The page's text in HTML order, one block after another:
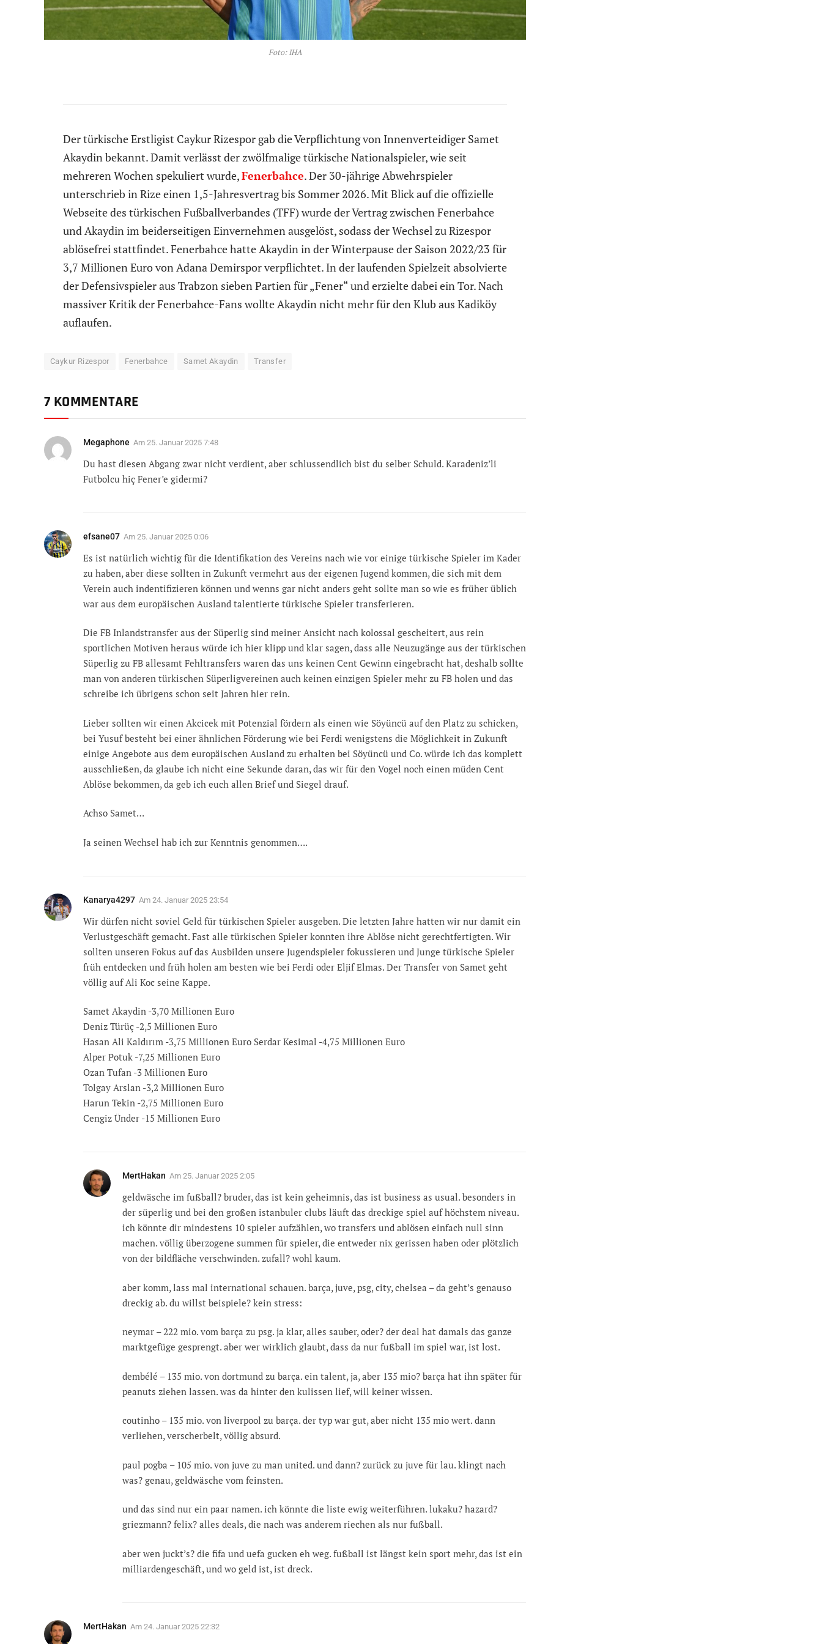
Foto: IHA
Der türkische Erstligist Caykur Rizespor gab die Verpflichtung von Innenverteidiger Samet
Akaydin bekannt. Damit verlässt der zwölfmalige türkische Nationalspieler, wie seit
mehreren Wochen spekuliert wurde,Fenerbahce. Der 30-jährige Abwehrspieler
unterschrieb in Rize einen 1,5-Jahresvertrag bis Sommer 2026. Mit Blick auf die offizielle
Webseite des türkischen Fußballverbandes (TFF) wurde der Vertrag zwischen Fenerbahce
und Akaydin im beiderseitigen Einvernehmen ausgelöst, sodass der Wechsel zu Rizespor
ablösefrei stattfindet. Fenerbahce hatte Akaydin in der Winterpause der Saison 2022/23 für
3,7 Millionen Euro von Adana Demirspor verpflichtet. In der laufenden Spielzeit absolvierte
der Defensivspieler aus Trabzon sieben Partien für „Fener“ und erzielte dabei ein Tor. Nach
massiver Kritik der Fenerbahce-Fans wollte Akaydin nicht mehr für den Klub aus Kadiköy
auflaufen.
Caykur Rizespor Fenerbahce Samet Akaydin Transfer
7 KOMMENTARE
Megaphone Am 25. Januar 2025 7:48
Du hast diesen Abgang zwar nicht verdient, aber schlussendlich bist du selber Schuld. Karadeniz’li
Futbolcu hiç Fener’e gidermi?
efsane07 Am 25. Januar 2025 0:06
Es ist natürlich wichtig für die Identifikation des Vereins nach wie vor einige türkische Spieler im Kader
zu haben, aber diese sollten in Zukunft vermehrt aus der eigenen Jugend kommen, die sich mit dem
Verein auch indentifizieren können und wenns gar nicht anders geht sollte man so wie es früher üblich
war aus dem europäischen Ausland talentierte türkische Spieler transferieren.
Die FB Inlandstransfer aus der Süperlig sind meiner Ansicht nach kolossal gescheitert, aus rein
sportlichen Motiven heraus würde ich hier klipp und klar sagen, dass alle Neuzugänge aus der türkischen
Süperlig zu FB allesamt Fehltransfers waren das uns keinen Cent Gewinn eingebracht hat, deshalb sollte
man von anderen türkischen Süperligvereinen auch keinen einzigen Spieler mehr zu FB holen und das
schreibe ich übrigens schon seit Jahren hier rein.
Lieber sollten wir einen Akcicek mit Potenzial fördern als einen wie Söyüncü auf den Platz zu schicken,
bei Yusuf besteht bei einer ähnlichen Förderung wie bei Ferdi wenigstens die Möglichkeit in Zukunft
einige Angebote aus dem europäischen Ausland zu erhalten bei Söyüncü und Co. würde ich das komplett
ausschließen, da glaube ich nicht eine Sekunde daran, das wir für den Vogel noch einen müden Cent
Ablöse bekommen, da geb ich euch allen Brief und Siegel drauf.
Achso Samet…
Ja seinen Wechsel hab ich zur Kenntnis genommen….
Kanarya4297 Am 24. Januar 2025 23:54
Wir dürfen nicht soviel Geld für türkischen Spieler ausgeben. Die letzten Jahre hatten wir nur damit ein
Verlustgeschäft gemacht. Fast alle türkischen Spieler konnten ihre Ablöse nicht gerechtfertigten. Wir
sollten unseren Fokus auf das Ausbilden unsere Jugendspieler fokussieren und Junge türkische Spieler
früh entdecken und früh holen am besten wie bei Ferdi oder Eljif Elmas. Der Transfer von Samet geht
völlig auf Ali Koc seine Kappe.
Samet Akaydin -3,70 Millionen Euro
Deniz Türüç -2,5 Millionen Euro
Hasan Ali Kaldırım -3,75 Millionen Euro Serdar Kesimal -4,75 Millionen Euro
Alper Potuk -7,25 Millionen Euro
Ozan Tufan -3 Millionen Euro
Tolgay Arslan -3,2 Millionen Euro
Harun Tekin -2,75 Millionen Euro
Cengiz Ünder -15 Millionen Euro
MertHakan Am 25. Januar 2025 2:05
geldwäsche im fußball? bruder, das ist kein geheimnis, das ist business as usual. besonders in
der süperlig und bei den großen istanbuler clubs läuft das dreckige spiel auf höchstem niveau.
ich könnte dir mindestens 10 spieler aufzählen, wo transfers und ablösen einfach null sinn
machen. völlig überzogene summen für spieler, die entweder nix gerissen haben oder plötzlich
von der bildfläche verschwinden. zufall? wohl kaum.
aber komm, lass mal international schauen. barça, juve, psg, city, chelsea – da geht’s genauso
dreckig ab. du willst beispiele? kein stress:
neymar – 222 mio. vom barça zu psg. ja klar, alles sauber, oder? der deal hat damals das ganze
marktgefüge gesprengt. aber wer wirklich glaubt, dass da nur fußball im spiel war, ist lost.
dembélé – 135 mio. von dortmund zu barça. ein talent, ja, aber 135 mio? barça hat ihn später für
peanuts ziehen lassen. was da hinter den kulissen lief, will keiner wissen.
coutinho – 135 mio. von liverpool zu barça. der typ war gut, aber nicht 135 mio wert. dann
verliehen, verscherbelt, völlig absurd.
paul pogba – 105 mio. von juve zu man united. und dann? zurück zu juve für lau. klingt nach
was? genau, geldwäsche vom feinsten.
und das sind nur ein paar namen. ich könnte die liste ewig weiterführen. lukaku? hazard?
griezmann? felix? alles deals, die nach was anderem riechen als nur fußball.
aber wen juckt’s? die fifa und uefa gucken eh weg. fußball ist längst kein sport mehr, das ist ein
milliardengeschäft, und wo geld ist, ist dreck.
MertHakan Am 24. Januar 2025 22:32